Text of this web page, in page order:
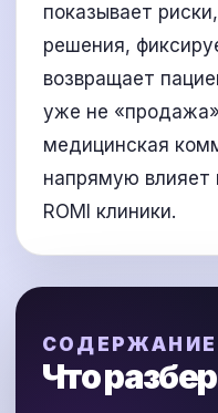
показывает
решения,
возвращает
уже не
медицинская
напрямую влияет
ROMI клиники.
СОДЕРЖАНИЕ
Что